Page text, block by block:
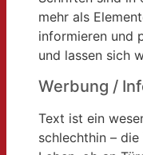
mehr als
informieren und
und lassen sich
Werbung /
Text ist ein
schlechthin –